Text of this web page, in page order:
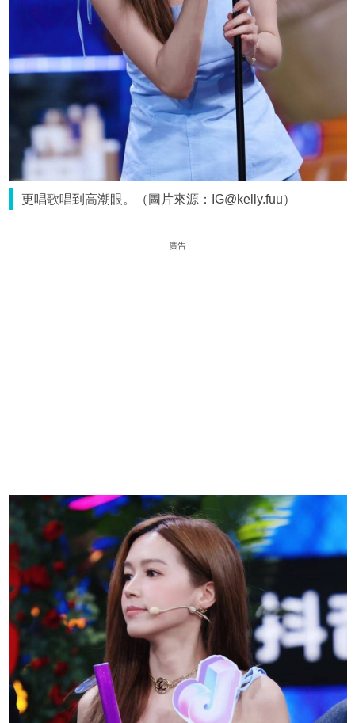
更唱歌唱到高潮眼。（圖片來源：IG@kelly.fuu）
廣告